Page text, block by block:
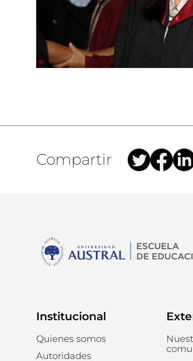
Compartir
Institucional
Quienes somos
Autoridades